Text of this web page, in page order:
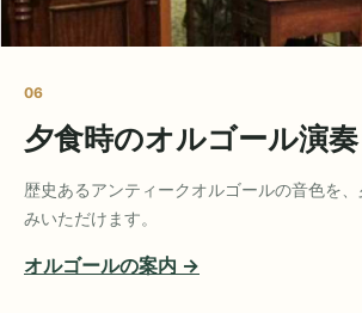
06
夕食時のオルゴール演奏
歴史あるアンティークオルゴールの音色を
みいただけます。
オルゴールの案内 →